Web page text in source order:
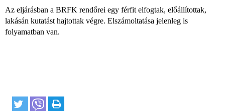
Az eljárásban a BRFK rendőrei egy férfit elfogtak, előállítottak,
lakásán kutatást hajtottak végre. Elszámoltatása jelenleg is
folyamatban van.